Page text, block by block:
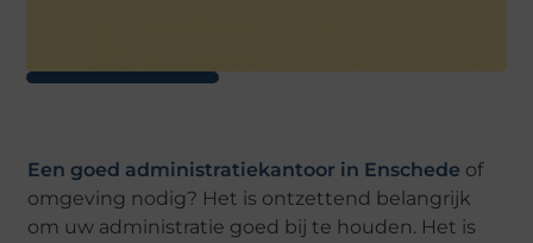
Een goed administratiekantoor in Enschede of
omgeving nodig? Het is ontzettend belangrijk
om uw administratie goed bij te houden. Het is